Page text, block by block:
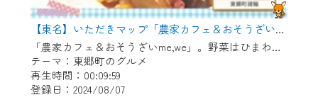
【東名】いただきマップ「農家カフェ＆おそうざいme,we」
「農家カフェ＆おそうざいme,we」。野菜はひまわり元気農園で有機栽培されたものが中心のため安心です。店内や向かいの直売所で野菜を買うこともできます！
テーマ：東郷町のグルメ
再生時間：00:09:59
登録日：2024/08/07
日時 9/24 9:30～16:30
作業の間は、CCNetWebTVの画面が「メン
テナンス中」になり、ご利用いただけませ